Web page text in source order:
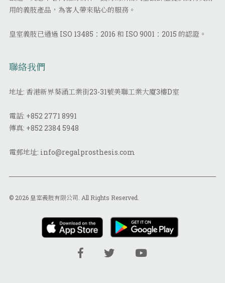
用的義肢產品，為客人帶來貼心的服務。
皇室義肢已通過 ISO 13485：2016 和 ISO 9001：2015 的認證。
聯絡我們
地址: 香港新界葵涌工業街23-31號美聯工業大廈3樓D室
電話: +852 2771 8991
傳真: +852 2384 5948
電郵地址: info@regalprosthesis.com
© 2026 皇室義肢有限公司. All Rights Reserved.